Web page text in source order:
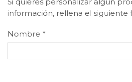
Si quieres personalizar algún
información, rellena el siguiente
Nombre *